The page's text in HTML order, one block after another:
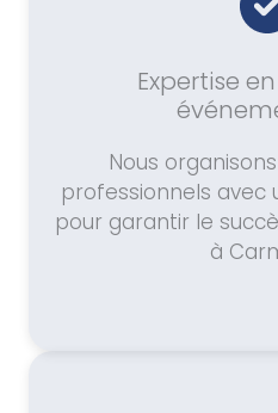
Expertise
Nous
professionnels avec
pour garantir le
à